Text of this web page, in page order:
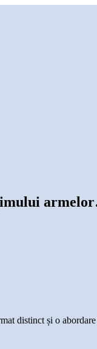
distinct și o